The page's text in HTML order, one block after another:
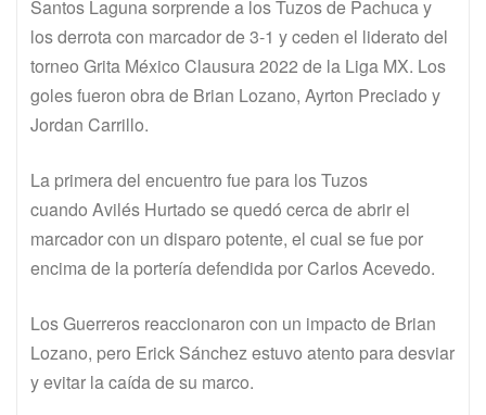
Santos Laguna sorprende a los Tuzos de Pachuca y
los derrota con marcador de 3-1 y ceden el liderato del
torneo Grita México Clausura 2022 de la Liga MX. Los
goles fueron obra de Brian Lozano, Ayrton Preciado y
Jordan Carrillo.
La primera del encuentro fue para los Tuzos
cuando Avilés Hurtado se quedó cerca de abrir el
marcador con un disparo potente, el cual se fue por
encima de la portería defendida por Carlos Acevedo.
Los Guerreros reaccionaron con un impacto de Brian
Lozano, pero Erick Sánchez estuvo atento para desviar
y evitar la caída de su marco.